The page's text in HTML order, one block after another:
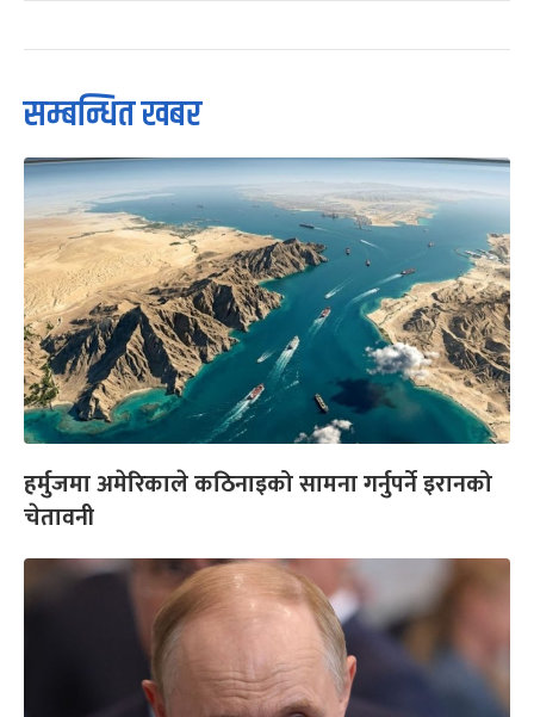
सम्बन्धित खबर
हर्मुजमा अमेरिकाले कठिनाइको सामना गर्नुपर्ने इरानको
चेतावनी